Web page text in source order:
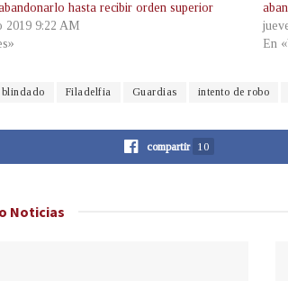
hasta recibir orden superior
2019 9:22 AM
En
Filadelfia Guardias intento de robo
compartir 10
Noticias